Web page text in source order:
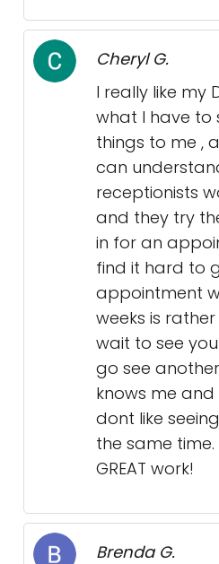
Cheryl G.
I really like my
what I have to
things to me ,
can
receptionists
and they try
in for an
find it hard to
appointment
weeks is
wait to see
go see
knows me and
dont like
the same
GREAT work!
Brenda G.